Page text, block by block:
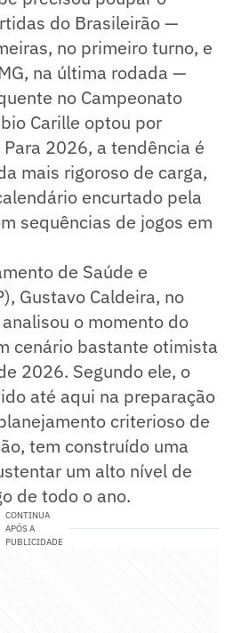
do Brasileirão —
no primeiro turno, e
na última rodada —
no Campeonato
Carille optou por
2026, a tendência é
mais rigoroso de carga,
encurtado pela
sequências de jogos em
de Saúde e
Gustavo Caldeira, no
o momento do
cenário bastante otimista
2026. Segundo ele, o
até aqui na preparação
criterioso de
tem construído uma
um alto nível de
de todo o ano.
CONTINUA
APÓS A
PUBLICIDADE